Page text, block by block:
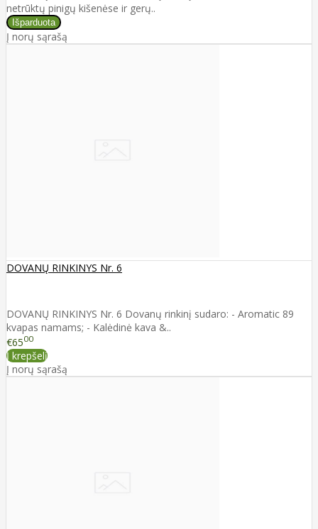
netrūktų pinigų kišenėse ir gerų..
Į norų sąrašą
DOVANŲ RINKINYS Nr. 6
DOVANŲ RINKINYS Nr. 6 Dovanų rinkinį sudaro: - Aromatic 89
kvapas namams; - Kalėdinė kava &..
€6500
Į krepšelį
Į norų sąrašą